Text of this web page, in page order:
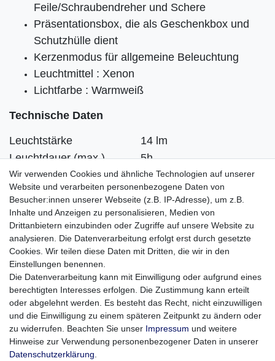
Feile/Schraubendreher und Schere
Präsentationsbox, die als Geschenkbox und
Schutzhülle dient
Kerzenmodus für allgemeine Beleuchtung
Leuchtmittel : Xenon
Lichtfarbe : Warmweiß
Technische Daten
Leuchtstärke
14 lm
Leuchtdauer (max.)
5h
Stromversorgung
Batteriebetrieben
Batterien
2 x AA Batterie
Gewicht mit Batterien
107g
Länge
14,6 cm
Durchmesser
25,5 mm
Strahltyp
Leuchtmittel-Typ
Krypton
Leuchtfarbe
Warmweiß
Material
Aluminium
Enthält: Geschenkbox mit einer Mini Maglite Xenon 2-Zellen-AA,
zwei Premium-Alkalibatterien und ein Victorinox-Messer
Wir verwenden Cookies und ähnliche Technologien auf unserer
Website und verarbeiten personenbezogene Daten von
Besucher:innen unserer Webseite (z.B. IP-Adresse), um z.B.
Inhalte und Anzeigen zu personalisieren, Medien von
Drittanbietern einzubinden oder Zugriffe auf unsere Website zu
analysieren. Die Datenverarbeitung erfolgt erst durch gesetzte
Cookies. Wir teilen diese Daten mit Dritten, die wir in den
Einstellungen benennen.
Die Datenverarbeitung kann mit Einwilligung oder aufgrund eines
berechtigten Interesses erfolgen. Die Zustimmung kann erteilt
oder abgelehnt werden. Es besteht das Recht, nicht einzuwilligen
und die Einwilligung zu einem späteren Zeitpunkt zu ändern oder
zu widerrufen. Beachten Sie unser Impressum und weitere
Hinweise zur Verwendung personenbezogener Daten in unserer
Daten­schutz­erklärung